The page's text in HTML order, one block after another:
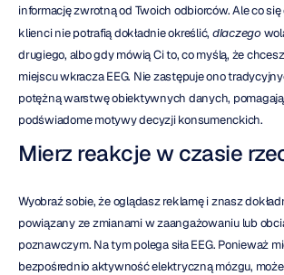
informację zwrotną od Twoich odbiorców. Ale co
klienci nie potrafią dokładnie określić, dlaczego
drugiego, albo gdy mówią Ci to, co myślą, że
miejscu wkracza EEG. Nie zastępuje ono
potężną warstwę obiektywnych danych,
podświadome motywy decyzji konsumenckich.
Mierz reakcje w czasie
Wyobraź sobie, że oglądasz reklamę i znasz
powiązany ze zmianami w zaangażowaniu lub
poznawczym. Na tym polega siła EEG. Ponieważ
bezpośrednio aktywność elektryczną mózgu,